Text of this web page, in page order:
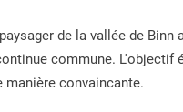
de la vallée de
commune. L'objectif
manière convaincante.